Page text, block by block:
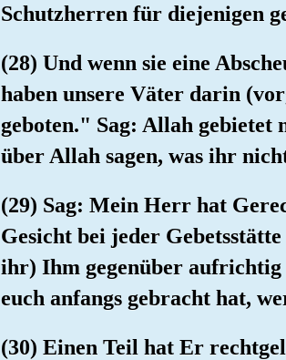
Schutzherren für diejenigen
(28) Und wenn sie eine
haben unsere Väter darin
geboten." Sag: Allah
über Allah sagen, was ihr
(29) Sag: Mein Herr hat
Gesicht bei jeder
ihr) Ihm gegenüber
euch anfangs gebracht hat,
(30) Einen Teil hat Er